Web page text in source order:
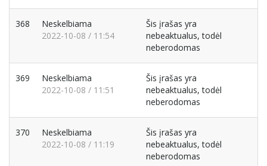
368
Neskelbiama
2022-10-08 / 11:54
Šis įrašas yra
nebeaktualus, todėl
neberodomas
369
Neskelbiama
2022-10-08 / 11:51
Šis įrašas yra
nebeaktualus, todėl
neberodomas
370
Neskelbiama
2022-10-08 / 11:19
Šis įrašas yra
nebeaktualus, todėl
neberodomas